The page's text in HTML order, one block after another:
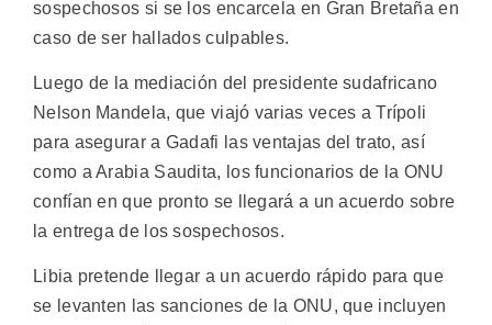
sospechosos si se los encarcela en Gran Bretaña en
caso de ser hallados culpables.
Luego de la mediación del presidente sudafricano
Nelson Mandela, que viajó varias veces a Trípoli
para asegurar a Gadafi las ventajas del trato, así
como a Arabia Saudita, los funcionarios de la ONU
confían en que pronto se llegará a un acuerdo sobre
la entrega de los sospechosos.
Libia pretende llegar a un acuerdo rápido para que
se levanten las sanciones de la ONU, que incluyen